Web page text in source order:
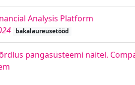
Analysis Platform
bakalaureusetööd
pangasüsteemi näitel.